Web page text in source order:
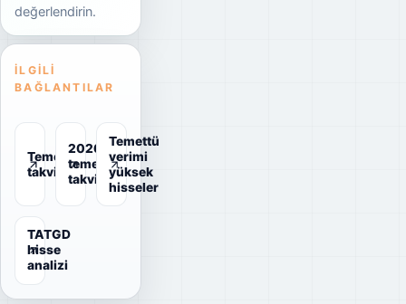
değerlendirin.
İLGILI
BAĞLANTILAR
Temettü
takvimi
2026
temettü
takvimi
Temettü
verimi
yüksek
hisseler
TATGD
hisse
analizi